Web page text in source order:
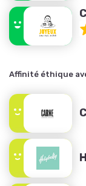
Affinité éthique